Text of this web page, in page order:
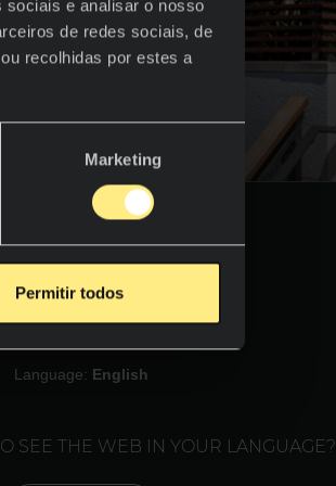
sociais e analisar o nosso
de redes sociais, de
recolhidas por estes a
Marketing
Permitir todos
YOU ARE IN:
Language: English
SEE THE WEB IN YOUR LANGUAGE?
o